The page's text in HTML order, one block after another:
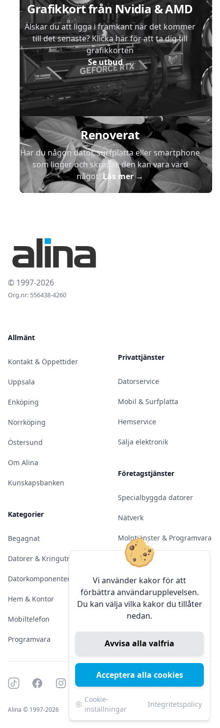
Vi använder kakor för att
förbättra användarupplevelsen.
Du kan välja vilka kakor du tillåter
nedan.
Avvisa alla valfria
Acceptera alla cookies
Cookie-
inställningar
Integritetspolicy
Grafikkort från Nvidia & AMD
Älskar du att ligga i framkant när det kommer
till det senaste? Klicka här för att ta dig till
grafikkorten
Se utbud→
Renoverat
Har du någon dator, surfplatta eller smartphone
som ligger och skräpar, den kan vara värd
något!Läs mer→
© 1997-2026
Org.nr: 556438-4260
Allmänt
Kontakt & Öppettider
Uppsala
Enköping
Norrköping
Östersund
Om Alina
Kunskapsbanken
Kategorier
Begagnat
Datorer & Kringutrustning
Datorkomponenter
Hem & Kontor
Mobiltelefon
Programvara
Privattjänster
Datorservice
Mobil & Surfplatta
Hemservice
Sälja elektronik
Företagstjänster
Specialbyggda datorer
Nätverk
Molntjänster & Programvara
Server & Backup
Kameraövervakning
Konferens & Public Display
Sälja elektronik
Tiktok FacebookInstagram
Alina © 1997-2026